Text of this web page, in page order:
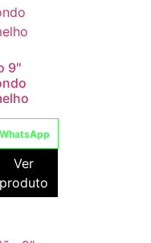
9″
WhatsApp
Ver
produto